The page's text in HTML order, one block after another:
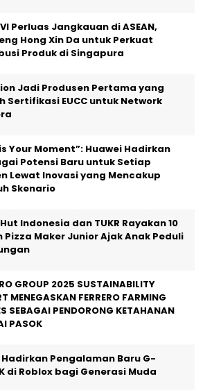
Perluas Jangkauan di ASEAN,
Hong Xin Da untuk Perkuat
Produk di Singapura
Jadi Produsen Pertama yang
Sertifikasi EUCC untuk Network
Your Moment”: Huawei Hadirkan
Potensi Baru untuk Setiap
Lewat Inovasi yang Mencakup
Skenario
Indonesia dan TUKR Rayakan 10
Pizza Maker Junior Ajak Anak Peduli
GROUP 2025 SUSTAINABILITY
MENEGASKAN FERRERO FARMING
SEBAGAI PENDORONG KETAHANAN
PASOK
Hadirkan Pengalaman Baru G-
di Roblox bagi Generasi Muda